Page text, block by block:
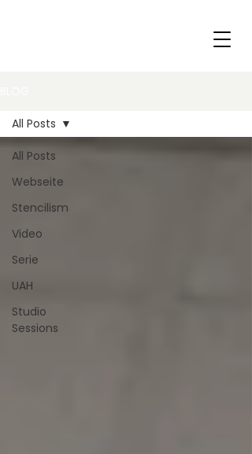
All Posts
Webseite
Stencilism
Video
Serie
UAH
Studio
Sessions
All Posts